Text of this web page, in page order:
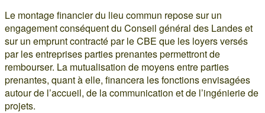
Le montage financier du lieu commun repose sur un
engagement conséquent du Conseil général des Landes et
sur un emprunt contracté par le CBE que les loyers versés
par les entreprises parties prenantes permettront de
rembourser. La mutualisation de moyens entre parties
prenantes, quant à elle, financera les fonctions envisagées
autour de l’accueil, de la communication et de l’ingénierie de
projets.